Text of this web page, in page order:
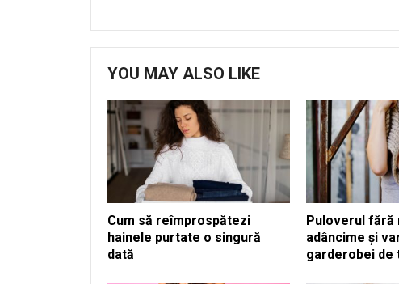
YOU MAY ALSO LIKE
Cum să reîmprospătezi
hainele purtate o singură
dată
Puloverul fără
adâncime și
garderobei de